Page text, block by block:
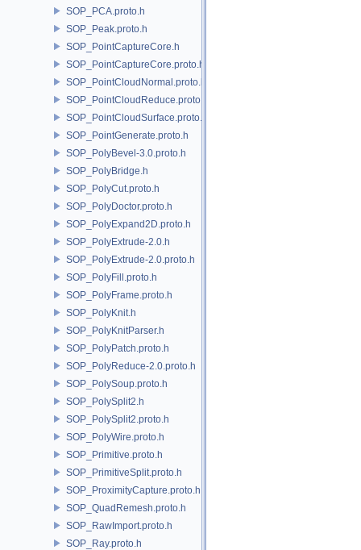
SOP_PCA.proto.h
SOP_Peak.proto.h
SOP_PointCaptureCore.h
SOP_PointCaptureCore.proto.h
SOP_PointCloudNormal.proto.h
SOP_PointCloudReduce.proto.h
SOP_PointCloudSurface.proto.h
SOP_PointGenerate.proto.h
SOP_PolyBevel-3.0.proto.h
SOP_PolyBridge.h
SOP_PolyCut.proto.h
SOP_PolyDoctor.proto.h
SOP_PolyExpand2D.proto.h
SOP_PolyExtrude-2.0.h
SOP_PolyExtrude-2.0.proto.h
SOP_PolyFill.proto.h
SOP_PolyFrame.proto.h
SOP_PolyKnit.h
SOP_PolyKnitParser.h
SOP_PolyPatch.proto.h
SOP_PolyReduce-2.0.proto.h
SOP_PolySoup.proto.h
SOP_PolySplit2.h
SOP_PolySplit2.proto.h
SOP_PolyWire.proto.h
SOP_Primitive.proto.h
SOP_PrimitiveSplit.proto.h
SOP_ProximityCapture.proto.h
SOP_QuadRemesh.proto.h
SOP_RawImport.proto.h
SOP_Ray.proto.h